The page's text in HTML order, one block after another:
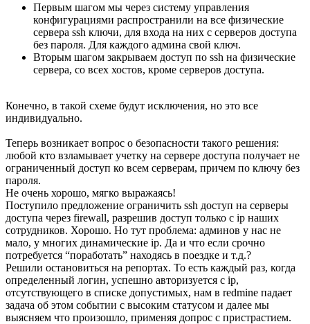
Первым шагом мы через систему управления
конфигурациями распространили на все физические
сервера ssh ключи, для входа на них с серверов доступа
без пароля. Для каждого админа свой ключ.
Вторым шагом закрываем доступ по ssh на физические
сервера, со всех хостов, кроме серверов доступа.
Конечно, в такой схеме будут исключения, но это все
индивидуально.
Теперь возникает вопрос о безопасности такого решения:
любой кто взламывает учетку на сервере доступа получает не
ограниченный доступ ко всем серверам, причем по ключу без
пароля.
Не очень хорошо, мягко выражаясь!
Поступило предложение ограничить ssh доступ на серверы
доступа через firewall, разрешив доступ только с ip наших
сотрудников. Хорошо. Но тут проблема: админов у нас не
мало, у многих динамические ip. Да и что если срочно
потребуется “поработать” находясь в поездке и т.д.?
Решили остановиться на репортах. То есть каждый раз, когда
определенный логин, успешно авторизуется с ip,
отсутствующего в списке допустимых, нам в redmine падает
задача об этом событии с высоким статусом и далее мы
выясняем что произошло, применяя допрос с пристрастием.